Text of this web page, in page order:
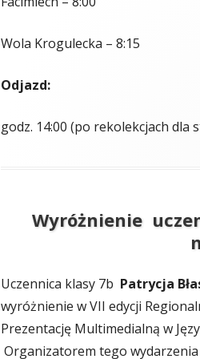
ŚWIETLICA
Wola Krogulecka – 8:15
Odjazd:
godz. 14:00 (po rekolekcjach dla
Wyróżnienie
Uczennica klasy 7b Patrycja
wyróżnienie w VII edycji
Prezentację Multimedialną w
Organizatorem tego wydarzenia